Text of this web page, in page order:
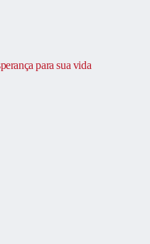
para sua vida